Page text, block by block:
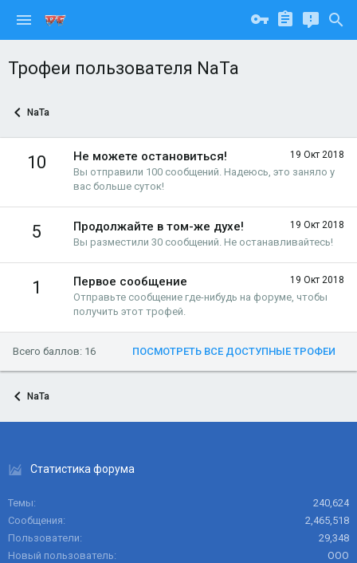
Трофеи пользователя NaTa
NaTa
10 19 Окт 2018
Не можете остановиться!
Вы отправили 100 сообщений. Надеюсь, это заняло у
вас больше суток!
5 19 Окт 2018
Продолжайте в том-же духе!
Вы разместили 30 сообщений. Не останавливайтесь!
1 19 Окт 2018
Первое сообщение
Отправьте сообщение где-нибудь на форуме, чтобы
получить этот трофей.
Всего баллов: 16 ПОСМОТРЕТЬ ВСЕ ДОСТУПНЫЕ ТРОФЕИ
NaTa
Статистика форума
Темы
240,624
Сообщения
2,465,518
Пользователи
29,348
Новый пользователь
ООО